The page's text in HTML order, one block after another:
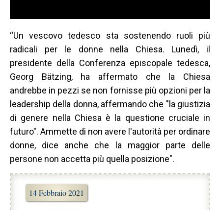
“Un vescovo tedesco sta sostenendo ruoli più
radicali per le donne nella Chiesa. Lunedì, il
presidente della Conferenza episcopale tedesca,
Georg Bätzing, ha affermato che la Chiesa
andrebbe in pezzi se non fornisse più opzioni per la
leadership della donna, affermando che "la giustizia
di genere nella Chiesa è la questione cruciale in
futuro". Ammette di non avere l'autorità per ordinare
donne, dice anche che la maggior parte delle
persone non accetta più quella posizione".
14 Febbraio 2021